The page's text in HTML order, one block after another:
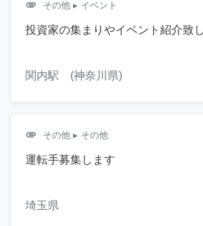
attachment その他 ▸ イベント
投資家の集まりやイベント紹介致
関内駅 (神奈川県)
attachment その他 ▸ その他
運転手募集します
埼玉県